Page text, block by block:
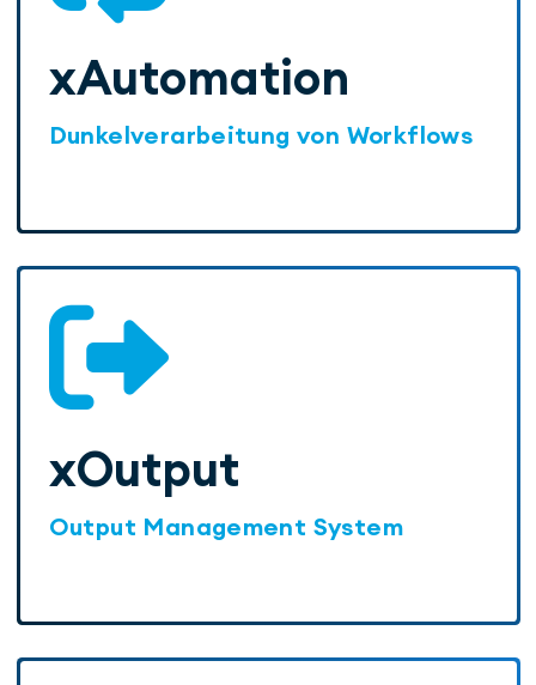
xAuto­mation
Dunkelverarbeitung von Workflows
xOutput
Output Management System